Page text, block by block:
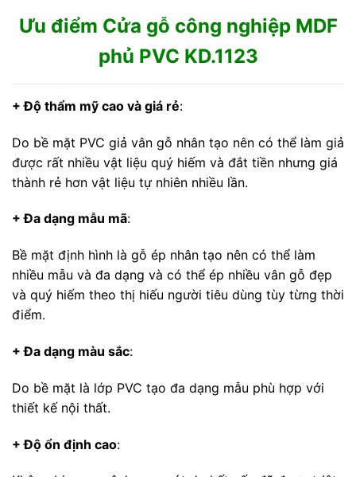
Ưu điểm Cửa gỗ công nghiệp MDF
phủ PVC KD.1123
+ Độ thẩm mỹ cao và giá rẻ:
Do bề mặt PVC giả vân gỗ nhân tạo nên có thể làm giả
được rất nhiều vật liệu quý hiếm và đắt tiền nhưng giá
thành rẻ hơn vật liệu tự nhiên nhiều lần.
+ Đa dạng mẫu mã:
Bề mặt định hình là gỗ ép nhân tạo nên có thể làm
nhiều mẫu và đa dạng và có thể ép nhiều vân gỗ đẹp
và quý hiếm theo thị hiếu người tiêu dùng tùy từng thời
điểm.
+ Đa dạng màu sắc:
Do bề mặt là lớp PVC tạo đa dạng mẫu phù hợp với
thiết kế nội thất.
+ Độ ổn định cao: